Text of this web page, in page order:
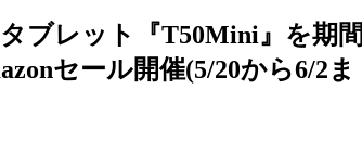
タブレット『T50Mini』を期間
セール開催(5/20から6/2ま